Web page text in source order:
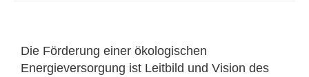
Die Förderung einer ökologischen
Energieversorgung ist Leitbild und Vision des